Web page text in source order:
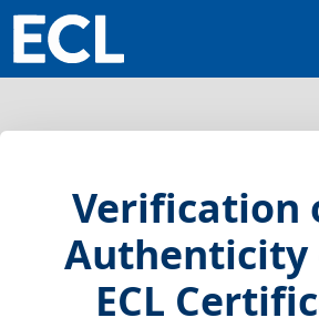
Verification
Authenticity
ECL